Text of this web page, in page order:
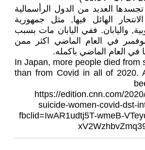
العديد من الدول الرأسمالية
الهائل فيها, مثل جمهورية
واليابان. ففي اليابان مات بسبب
في العام الماضي اكثر ممن
في العام الماضي باكمله.
In Japan, more people died from
than from Covid in all of 2020.
https://edition.cnn.com/
suicide-women-covid-dst-
fbclid=IwAR1udtj5T-wmeB-